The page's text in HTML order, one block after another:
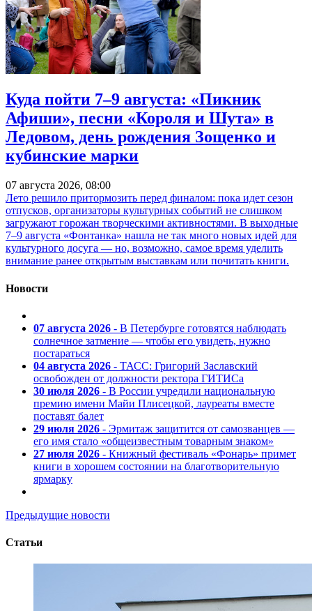
Куда пойти 7–9 августа: «Пикник
Афиши», песни «Короля и Шута» в
Ледовом, день рождения Зощенко и
кубинские марки
07 августа 2026, 08:00
Лето решило притормозить перед финалом: пока идет сезон
отпусков, организаторы культурных событий не слишком
загружают горожан творческими активностями. В выходные
7–9 августа «Фонтанка» нашла не так много новых идей для
культурного досуга — но, возможно, самое время уделить
внимание ранее открытым выставкам или почитать книги.
Новости
07 августа 2026 - В Петербурге готовятся наблюдать
солнечное затмение — чтобы его увидеть, нужно
постараться
04 августа 2026 - ТАСС: Григорий Заславский
освобожден от должности ректора ГИТИСа
30 июля 2026 - В России учредили национальную
премию имени Майи Плисецкой, лауреаты вместе
поставят балет
29 июля 2026 - Эрмитаж защитится от самозванцев —
его имя стало «общеизвестным товарным знаком»
27 июля 2026 - Книжный фестиваль «Фонарь» примет
книги в хорошем состоянии на благотворительную
ярмарку
Предыдущие новости
Статьи